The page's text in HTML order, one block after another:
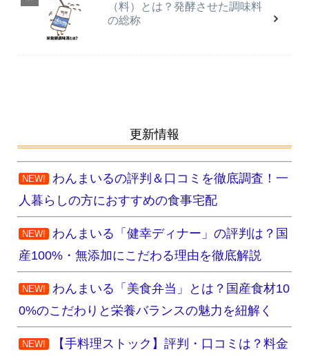
（料）とは？発酵させた調味料
の総称
更新情報
NEW!
わんまいるの評判＆口コミを徹底調査！一
人暮らしの方におすすめの食事宅配
NEW!
わんまいる「健幸ディナー」の評判は？国
産100%・無添加にこだわる理由を徹底解説
NEW!
わんまいる「美食弁当」とは？国産食材10
0%のこだわりと栄養バランスの魅力を紐解く
NEW! 【手料理ストック】評判・口コミは？料金